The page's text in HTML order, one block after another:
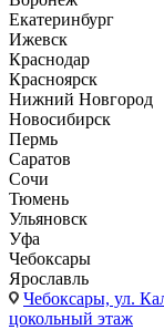
Екатеринбург
Ижевск
Краснодар
Красноярск
Нижний Новгород
Новосибирск
Пермь
Саратов
Сочи
Тюмень
Ульяновск
Уфа
Чебоксары
Ярославль
Чебоксары, ул.
цокольный этаж